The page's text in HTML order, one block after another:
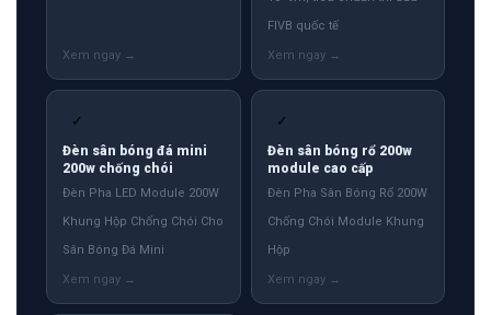
FIVB quốc tế
✓
Đèn sân bóng đá mini
200w chống chói
Đèn Pha LED Module 200W
Khung Hộp Chống Chói Cho
Sân Bóng Đá Mini
✓
Đèn sân bóng rổ 200w
module cao cấp
Đèn Pha Sân Bóng Rổ 200W
Chống Chói Module Khung
Hộp